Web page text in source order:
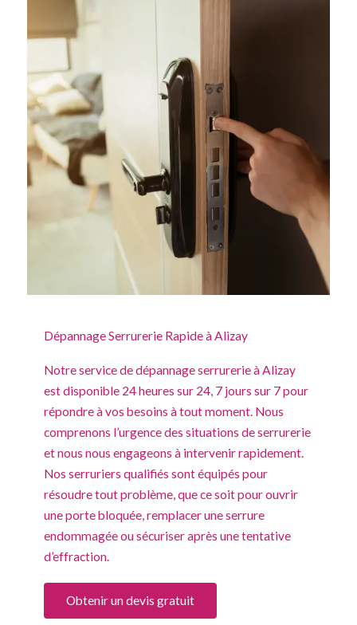
Dépannage Serrurerie Rapide à Alizay
Notre service de dépannage serrurerie à Alizay
est disponible 24 heures sur 24, 7 jours sur 7 pour
répondre à vos besoins à tout moment. Nous
comprenons l’urgence des situations de serrurerie
et nous nous engageons à intervenir rapidement.
Nos serruriers qualifiés sont équipés pour
résoudre tout problème, que ce soit pour ouvrir
une porte bloquée, remplacer une serrure
endommagée ou sécuriser après une tentative
d’effraction.
Obtenir un devis gratuit